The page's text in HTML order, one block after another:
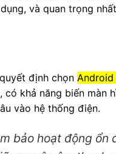
và quan trọng
định chọn Android
khả năng biến màn
vào hệ thống điện.
bảo hoạt động ổn